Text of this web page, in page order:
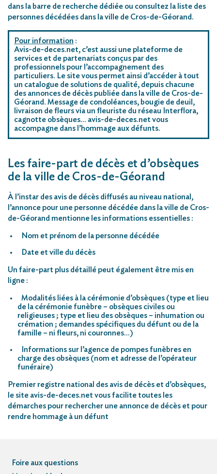
dans la barre de recherche dédiée ou consultez la liste des
personnes décédées dans la ville de Cros-de-Géorand.
Pour information :
Avis-de-deces.net, c’est aussi une plateforme de
services et de partenariats conçus par des
professionnels pour l’accompagnement des
particuliers. Le site vous permet ainsi d’accéder à tout
un catalogue de solutions de qualité, depuis chacune
des annonces de décès publiée dans la ville de Cros-de-
Géorand. Message de condoléances, bougie de deuil,
livraison de fleurs via un fleuriste du réseau Interflora,
cagnotte obsèques… avis-de-deces.net vous
accompagne dans l’hommage aux défunts.
Les faire-part de décès et d’obsèques
de la ville de Cros-de-Géorand
À l’instar des avis de décès diffusés au niveau national,
l’annonce pour une personne décédée dans la ville de Cros-
de-Géorand mentionne les informations essentielles :
Nom et prénom de la personne décédée
Date et ville du décès
Un faire-part plus détaillé peut également être mis en
ligne :
Modalités liées à la cérémonie d’obsèques (type et lieu
de la cérémonie funèbre – obsèques civiles ou
religieuses ; type et lieu des obsèques – inhumation ou
crémation ; demandes spécifiques du défunt ou de la
famille – ni fleurs, ni couronnes…)
Informations sur l’agence de pompes funèbres en
charge des obsèques (nom et adresse de l’opérateur
funéraire)
Premier registre national des avis de décès et d’obsèques,
le site avis-de-deces.net vous facilite toutes les
démarches pour rechercher une annonce de décès et pour
rendre hommage à un défunt
Foire aux questions